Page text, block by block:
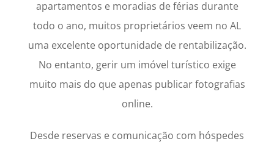
apartamentos e moradias de férias durante
todo o ano, muitos proprietários veem no AL
uma excelente oportunidade de rentabilização.
No entanto, gerir um imóvel turístico exige
muito mais do que apenas publicar fotografias
online.
Desde reservas e comunicação com hóspedes